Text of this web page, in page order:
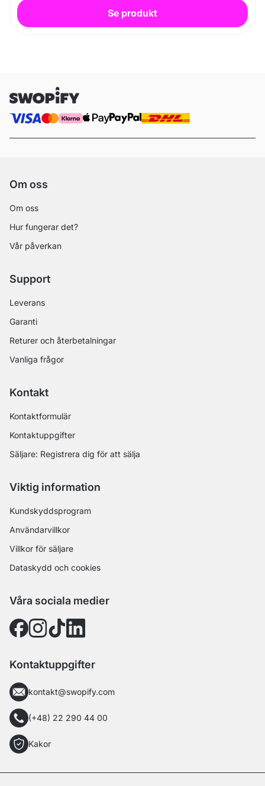
Se produkt
Om oss
Om oss
Hur fungerar det?
Vår påverkan
Support
Leverans
Garanti
Returer och återbetalningar
Vanliga frågor
Kontakt
Kontaktformulär
Kontaktuppgifter
Säljare: Registrera dig för att sälja
Viktig information
Kundskyddsprogram
Användarvillkor
Villkor för säljare
Dataskydd och cookies
Våra sociala medier
Kontaktuppgifter
kontakt@swopify.com
(+48) 22 290 44 00
Kakor